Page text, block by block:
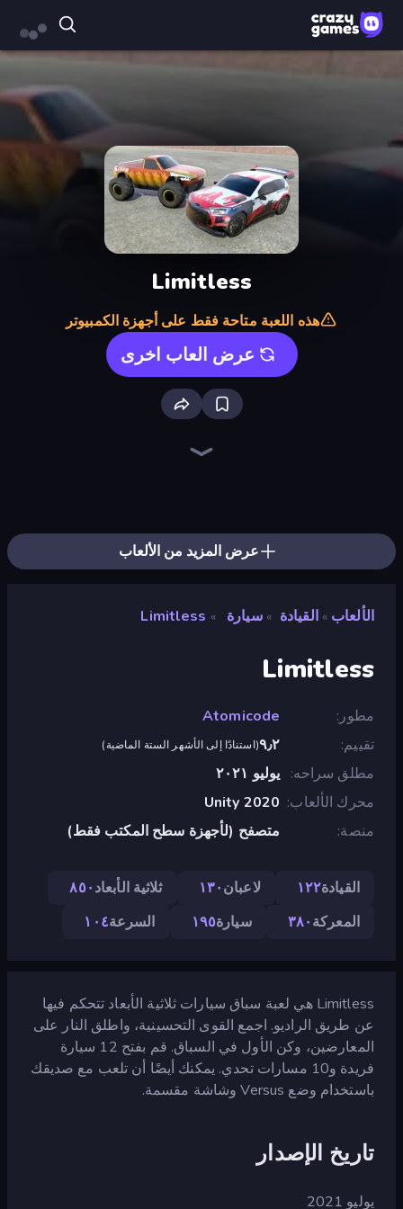
Limitless
هذه اللعبة متاحة فقط على أجهزة الكمبيوتر
عرض العاب اخرى
عرض المزيد من الألعاب
الألعاب » القيادة » سيارة »
Limitless
Limitless
مطور
Atomicode
تقييم
٩٫٢(استنادًا إلى الأشهر الستة الماضية)
مطلق سراحه
يوليو ٢٠٢١
محرك الألعاب Unity 2020
منصة
متصفح (لأجهزة سطح المكتب فقط)
القيادة١٢٢ لاعبان١٣٠ ثلاثية الأبعاد٨٥٠
المعركة٣٨٠ سيارة١٩٥ السرعة١٠٤
Limitless هي لعبة سباق سيارات ثلاثية الأبعاد تتحكم فيها
عن طريق الراديو. اجمع القوى التحسينية، واطلق النار على
المعارضين، وكن الأول في السباق. قم بفتح 12 سيارة
فريدة و10 مسارات تحدي. يمكنك أيضًا أن تلعب مع صديقك
باستخدام وضع Versus وشاشة مقسمة.
تاريخ الإصدار
يوليو 2021